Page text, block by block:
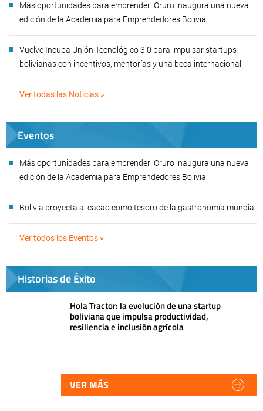
Más oportunidades para emprender: Oruro inaugura una nueva
edición de la Academia para Emprendedores Bolivia
Vuelve Incuba Unión Tecnológico 3.0 para impulsar startups
bolivianas con incentivos, mentorías y una beca internacional
Ver todas las Noticias »
Eventos
Más oportunidades para emprender: Oruro inaugura una nueva
edición de la Academia para Emprendedores Bolivia
Bolivia proyecta al cacao como tesoro de la gastronomía mundial
Ver todos los Eventos »
Historias de Éxito
Hola Tractor: la evolución de una startup
boliviana que impulsa productividad,
resiliencia e inclusión agrícola
VER MÁS